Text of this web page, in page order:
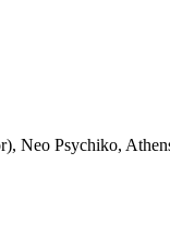
Neo Psychiko,